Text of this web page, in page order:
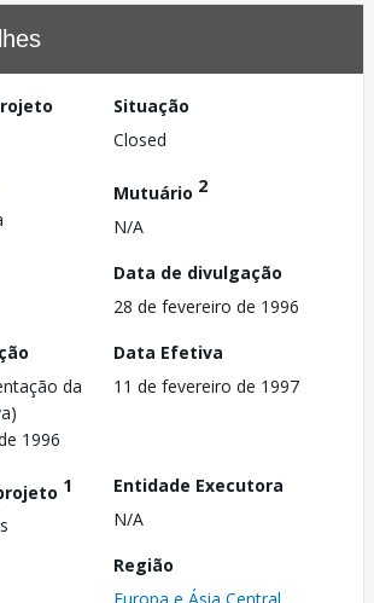
Situação
Closed
Mutuário 2
N/A
Data de divulgação
28 de fevereiro de 1996
da
1996
Data Efetiva
11 de fevereiro de 1997
1
Entidade Executora
N/A
Região
Europa e Ásia Central